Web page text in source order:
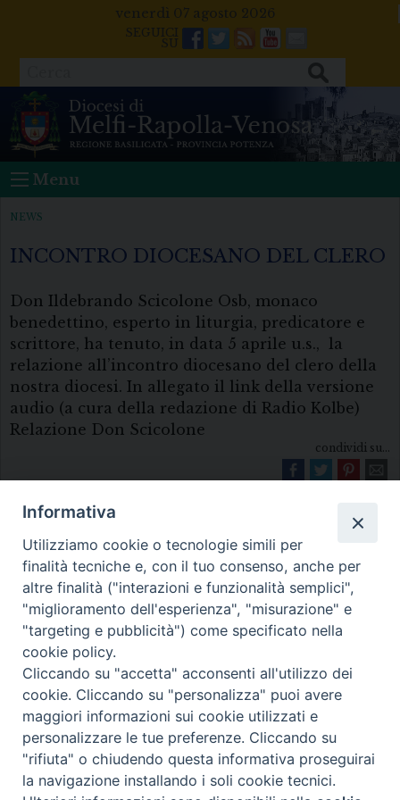
venerdì 07 agosto 2026
Facebook
Twitter
FeedsYoutube
Mail
Menu
NEWS
INCONTRO DIOCESANO DEL CLERO
Don Ildebrando Scicolone Osb, monaco
benedettino, esperto in liturgia, predicatore e
scrittore, ha tenuto, in data 5 aprile u.s., la
relazione all’incontro diocesano del clero della
nostra diocesi. In allegato il link della versione
audio (a cura della redazione di Radio Kolbe)
Relazione Don Scicolone
condividi su...
Diocesi di Melfi Rapolla Venosa
• Largo Duomo, 12 - 85025 MELFI (PZ) •
Tel. 0972238604
PEC ufficiale della Diocesi:
diocesi.melfi_rapolla_venosa@legalmail.it
Informativa
Utilizziamo cookie o tecnologie simili per
finalità tecniche e, con il tuo consenso, anche per
altre finalità ("interazioni e funzionalità semplici",
"miglioramento dell'esperienza", "misurazione" e
"targeting e pubblicità") come specificato nella
cookie policy.
Cliccando su "accetta" acconsenti all'utilizzo dei
cookie. Cliccando su "personalizza" puoi avere
maggiori informazioni sui cookie utilizzati e
personalizzare le tue preferenze. Cliccando su
"rifiuta" o chiudendo questa informativa proseguirai
la navigazione installando i soli cookie tecnici.